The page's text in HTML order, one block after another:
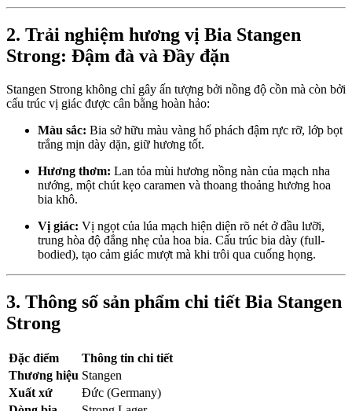
2. Trải nghiệm hương vị Bia Stangen
Strong: Đậm đà và Đầy đặn
Stangen Strong không chỉ gây ấn tượng bởi nồng độ cồn mà còn bởi
cấu trúc vị giác được cân bằng hoàn hảo:
Màu sắc: Bia sở hữu màu vàng hổ phách đậm rực rỡ, lớp bọt
trắng mịn dày dặn, giữ hương tốt.
Hương thơm: Lan tỏa mùi hương nồng nàn của mạch nha
nướng, một chút kẹo caramen và thoang thoảng hương hoa
bia khô.
Vị giác: Vị ngọt của lúa mạch hiện diện rõ nét ở đầu lưỡi,
trung hòa độ đắng nhẹ của hoa bia. Cấu trúc bia dày (full-
bodied), tạo cảm giác mượt mà khi trôi qua cuống họng.
3. Thông số sản phẩm chi tiết Bia Stangen
Strong
Đặc điểm
Thông tin chi tiết
Thương hiệu Stangen
Xuất xứ
Đức (Germany)